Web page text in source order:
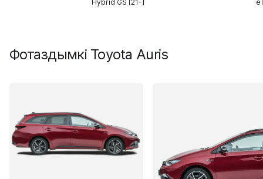
Hybrid GS [21-]
ФотаздымкіToyota Auris